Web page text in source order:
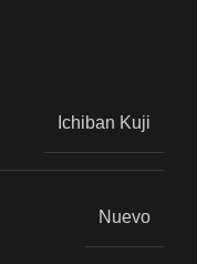
Ichiban Kuji
Nuevo